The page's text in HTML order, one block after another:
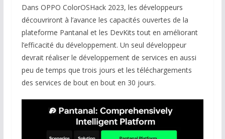
Dans OPPO ColorOSHack 2023, les développeurs
découvriront à l’avance les capacités ouvertes de la
plateforme Pantanal et les DevKits tout en améliorant
l’efficacité du développement. Un seul développeur
devrait réaliser le développement de services en aussi
peu de temps que trois jours et les téléchargements
des services de bout en bout en 30 jours.